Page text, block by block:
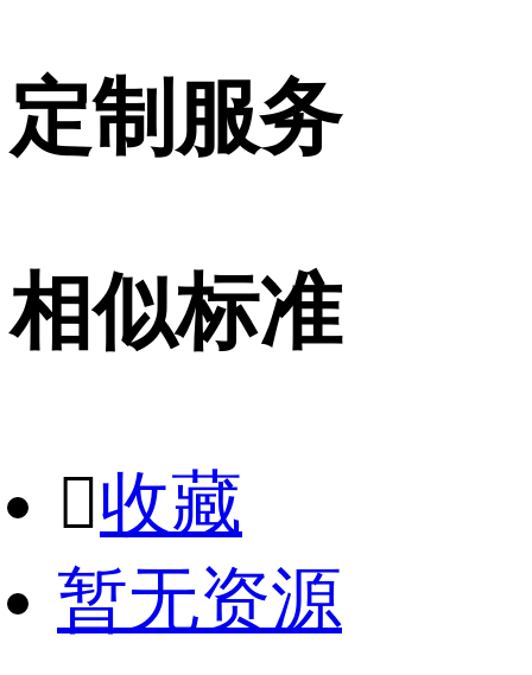
定制服务
相似标准
收藏
暂无资源